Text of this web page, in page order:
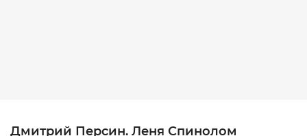
Дмитрий Персин. Леня Спинолом